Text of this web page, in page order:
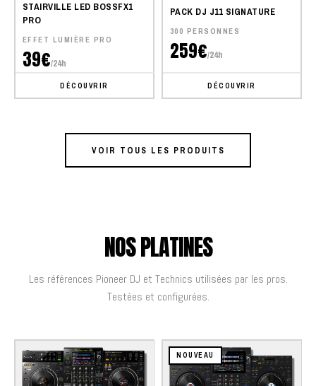
STAIRVILLE LED BOSSFX1
PRO
EFFET LUMIÈRE PRO
39€/24h
DÉCOUVRIR
PACK DJ J11 SIGNATURE
300 PERSONNES
259€/24h
DÉCOUVRIR
VOIR TOUS LES PRODUITS
NOS PLATINES
Les références Pioneer DJ et Technics utilisées par les pros.
Testées et configurées.
NOUVEAU